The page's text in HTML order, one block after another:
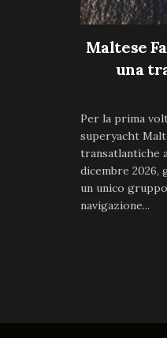
Maltese
una
Per la prima
superyacht
transatlantiche
dicembre 2026,
un unico
navigazione...